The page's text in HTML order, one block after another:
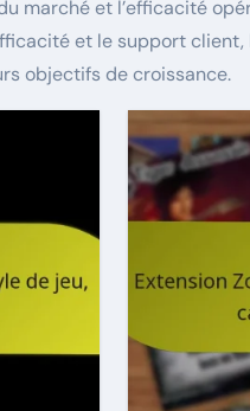
marché et l’efficacité
et le support
objectifs de croissance.